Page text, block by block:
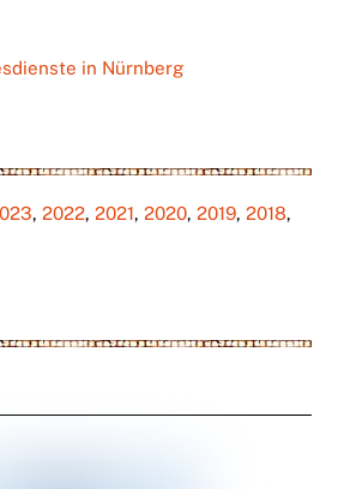
in Nürnberg
,2022,2021,2020,2019,2018,